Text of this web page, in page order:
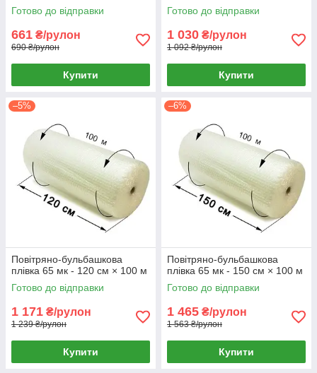
Готово до відправки
661 ₴/рулон
690 ₴/рулон
Купити
Готово до відправки
1 030 ₴/рулон
1 092 ₴/рулон
Купити
–5%
Повітряно-бульбашкова
плівка 65 мк - 120 см × 100 м
Готово до відправки
1 171 ₴/рулон
1 239 ₴/рулон
Купити
–6%
Повітряно-бульбашкова
плівка 65 мк - 150 см × 100 м
Готово до відправки
1 465 ₴/рулон
1 563 ₴/рулон
Купити